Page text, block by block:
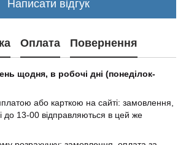
Написати відгук
Оплата Повернення
щодня, в робочі дні (понеділок-
або карткою на сайті: замовлення,
до 13-00 відправляються в цей же